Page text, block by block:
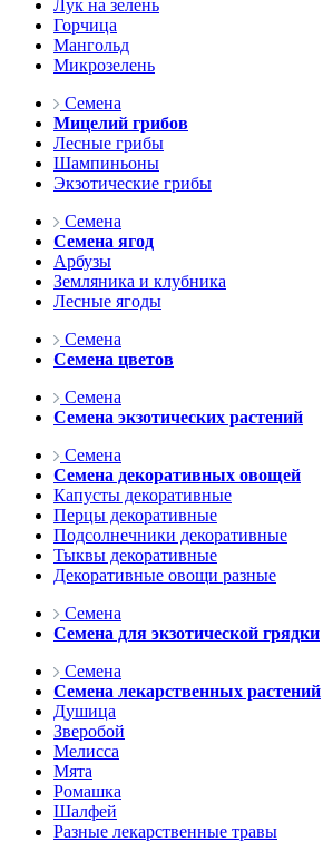
Лук на зелень
Горчица
Мангольд
Микрозелень
Семена
Мицелий грибов
Лесные грибы
Шампиньоны
Экзотические грибы
Семена
Семена ягод
Арбузы
Земляника и клубника
Лесные ягоды
Семена
Семена цветов
Семена
Семена экзотических растений
Семена
Семена декоративных овощей
Капусты декоративные
Перцы декоративные
Подсолнечники декоративные
Тыквы декоративные
Декоративные овощи разные
Семена
Семена для экзотической грядки
Семена
Семена лекарственных растений
Душица
Зверобой
Мелисса
Мята
Ромашка
Шалфей
Разные лекарственные травы